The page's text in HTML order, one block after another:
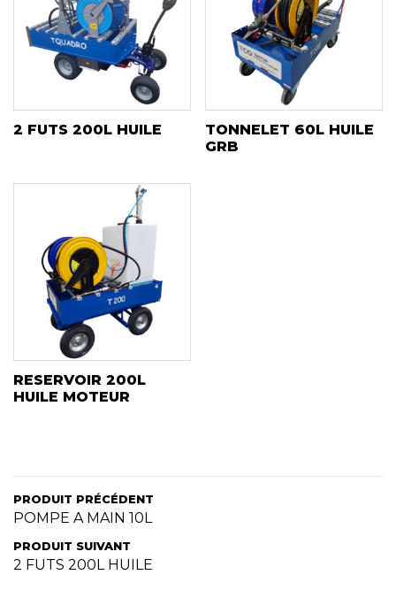
2 FUTS 200L HUILE
TONNELET 60L HUILE
GRB
RESERVOIR 200L
HUILE MOTEUR
PRODUIT PRÉCÉDENT
POMPE A MAIN 10L
PRODUIT SUIVANT
2 FUTS 200L HUILE